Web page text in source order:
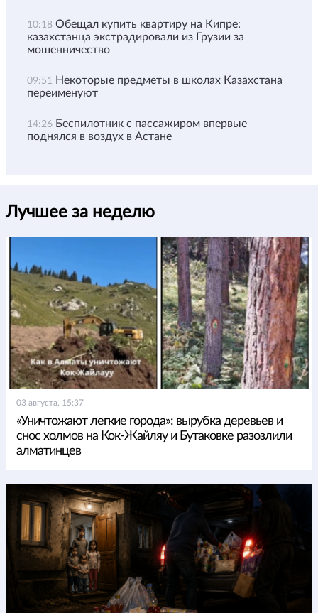
10:18 Обещал купить квартиру на Кипре:
казахстанца экстрадировали из Грузии за
мошенничество
09:51
Некоторые предметы в школах Казахстана
переименуют
14:26 Беспилотник с пассажиром впервые
поднялся в воздух в Астане
Лучшее за неделю
03 августа, 15:37
«Уничтожают легкие города»: вырубка деревьев и
снос холмов на Кок-Жайляу и Бутаковке разозлили
алматинцев